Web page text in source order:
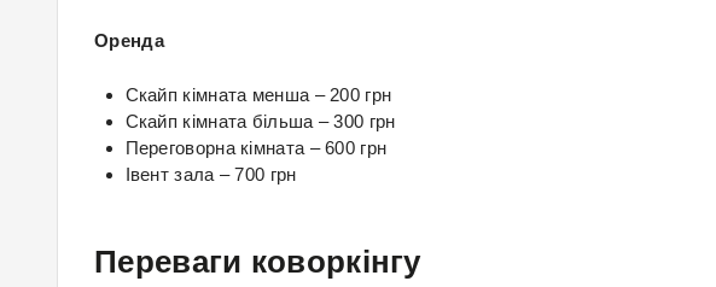
Оренда
Скайп кімната менша – 200 грн
Скайп кімната більша – 300 грн
Переговорна кімната – 600 грн
Івент зала – 700 грн
Переваги коворкінгу